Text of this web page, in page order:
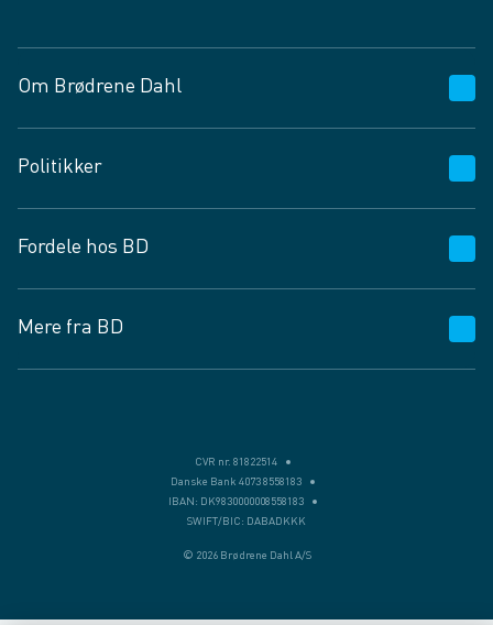
Om Brødrene Dahl
Vagttelefon 30 10 89 89
Spørgsmål og svar
Job og karriere
Fødevarekontrolrapport
Politikker
Privatlivspolitik
Cookies
Vilkår og betingelser
Fordele hos BD
BD app
BD.dk services
Mere fra BD
CVR nr. 81822514
Danske Bank 4073 8558183
IBAN: DK9830000008558183
SWIFT/BIC: DABADKKK
© 2026 Brødrene Dahl A/S